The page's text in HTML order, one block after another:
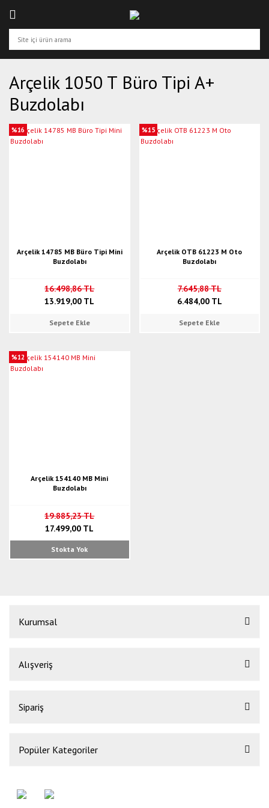
Arçelik 1050 T Büro Tipi A+
Buzdolabı
%16
Arçelik 14785 MB Büro Tipi Mini
Buzdolabı
16.498,86 TL
13.919,00 TL
Sepete Ekle
%15
Arçelik OTB 61223 M Oto
Buzdolabı
7.645,88 TL
6.484,00 TL
Sepete Ekle
%12
Arçelik 154140 MB Mini
Buzdolabı
19.885,23 TL
17.499,00 TL
Stokta Yok
Kurumsal
Alışveriş
Sipariş
Popüler Kategoriler